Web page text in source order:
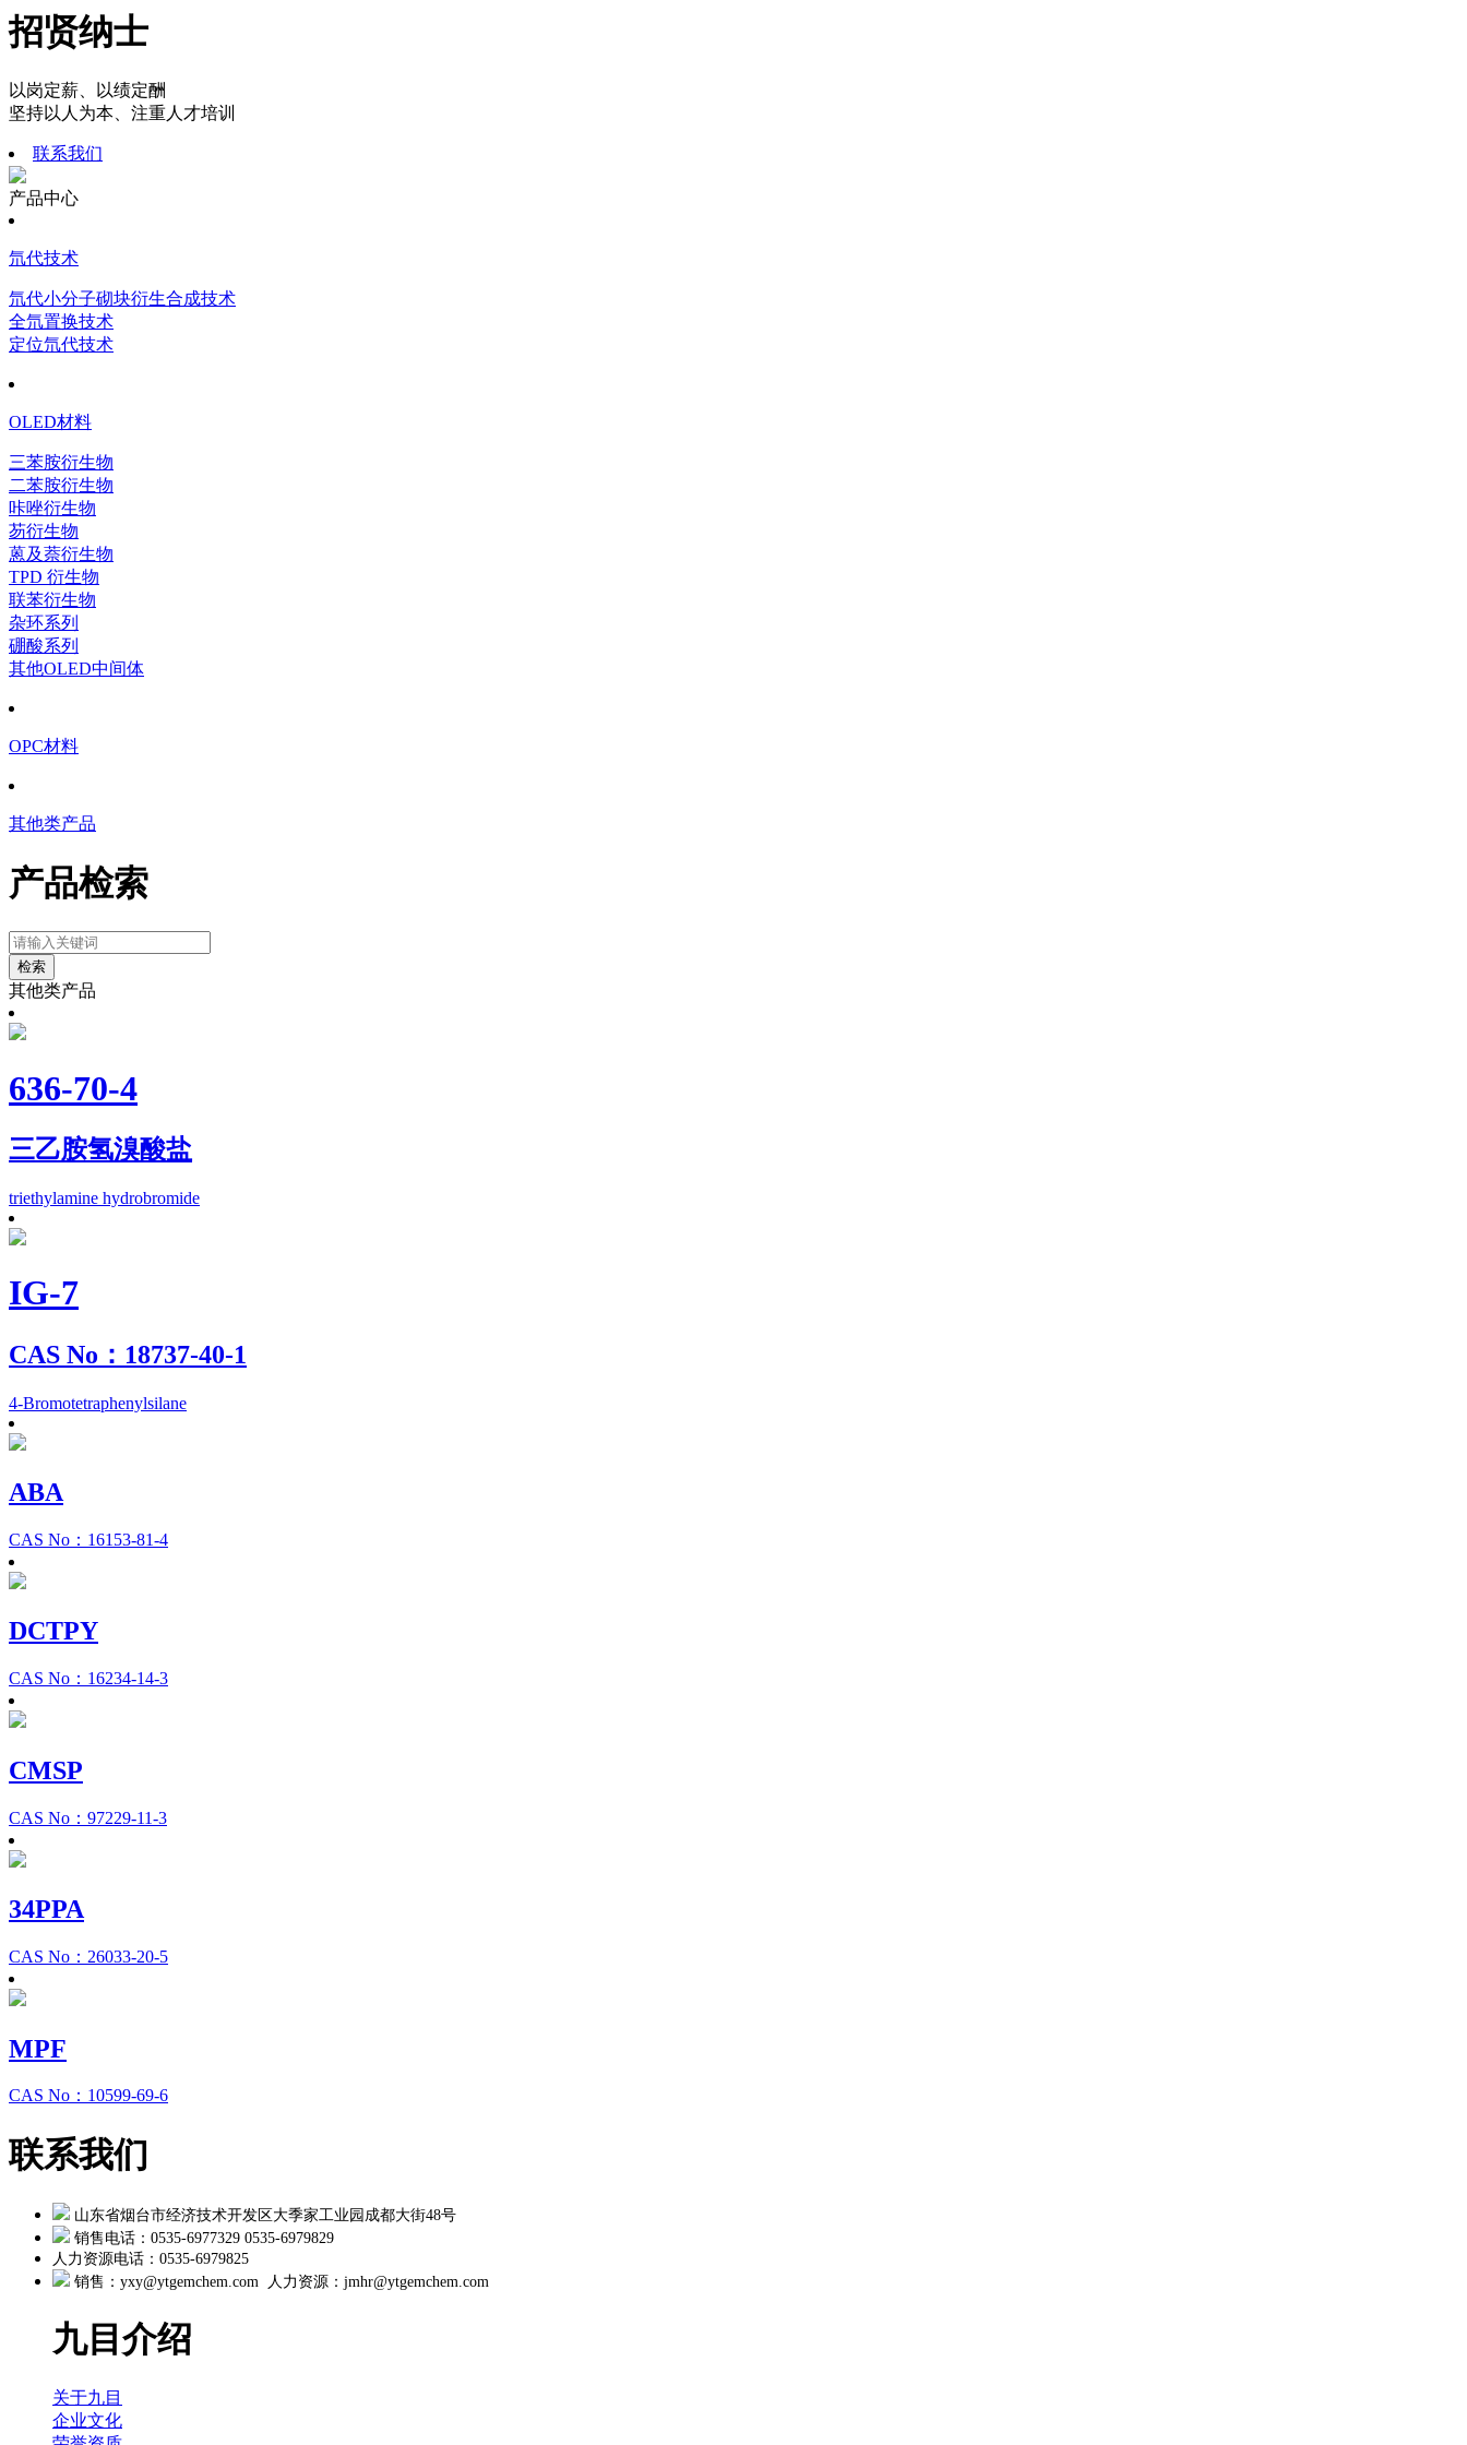
招贤纳士
以岗定薪、以绩定酬
坚持以人为本、注重人才培训
联系我们
产品中心
氘代技术
氘代小分子砌块衍生合成技术
全氘置换技术
定位氘代技术
OLED材料
三苯胺衍生物
二苯胺衍生物
咔唑衍生物
芴衍生物
蒽及萘衍生物
TPD 衍生物
联苯衍生物
杂环系列
硼酸系列
其他OLED中间体
OPC材料
其他类产品
产品检索
其他类产品
636-70-4
三乙胺氢溴酸盐
triethylamine hydrobromide
IG-7
CAS No：18737-40-1
4-Bromotetraphenylsilane
ABA
CAS No：16153-81-4
DCTPY
CAS No：16234-14-3
CMSP
CAS No：97229-11-3
34PPA
CAS No：26033-20-5
MPF
CAS No：10599-69-6
联系我们
山东省烟台市经济技术开发区大季家工业园成都大街48号
销售电话：0535-6977329 0535-6979829
人力资源电话：0535-6979825
销售：yxy@ytgemchem.com 人力资源： jmhr@ytgemchem.com
九目介绍
关于九目
企业文化